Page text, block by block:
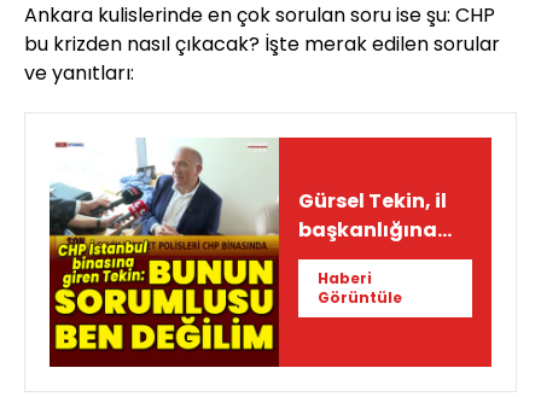
Ankara kulislerinde en çok sorulan soru ise şu: CHP
bu krizden nasıl çıkacak? İşte merak edilen sorular
ve yanıtları:
Gürsel Tekin, il
başkanlığına
geldi
Haberi
Görüntüle